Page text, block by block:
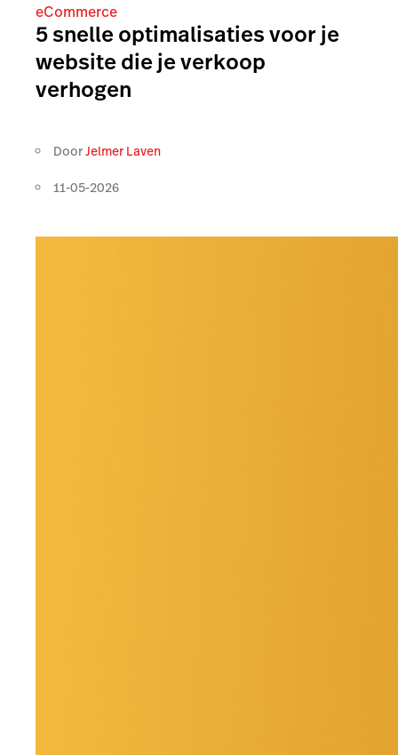
eCommerce
5 snelle optimalisaties voor je
website die je verkoop
verhogen
DoorJelmer Laven
11-05-2026